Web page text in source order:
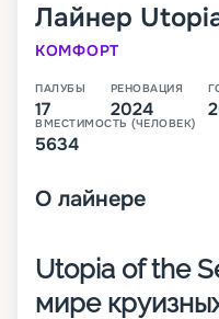
Лайнер
КОМФОРТ
ПАЛУБЫ
17
РЕНОВАЦИЯ
2024
ВМЕСТИМОСТЬ (ЧЕЛОВЕК)
5634
О лайнере
Utopia of the
мире